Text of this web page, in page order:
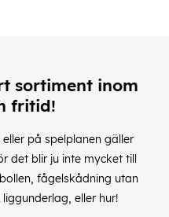
sortiment inom
fritid!
på spelplanen gäller
det blir ju inte mycket till
fågelskådning utan
eller hur!